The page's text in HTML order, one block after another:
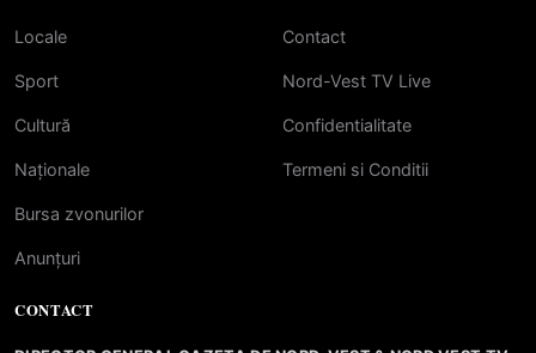
Locale
Sport
Cultură
Naționale
Bursa zvonurilor
Anunțuri
Contact
Nord-Vest TV Live
Confidentialitate
Termeni si Conditii
CONTACT